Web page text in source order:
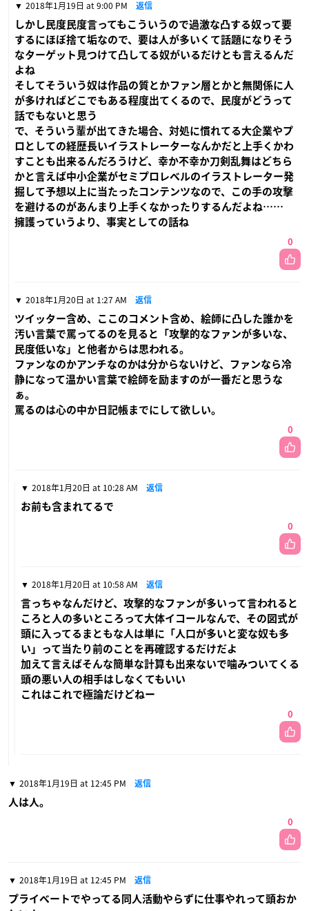
2018年1月19日 at 9:00 PM 返信
しかし民度民度言ってもこういうので過激な凸する奴って要
するにほぼ捨て垢なので、要は人が多いくて話題になりそう
なターゲット見つけて凸してる奴がいるだけとも言えるんだ
よね
そしてそういう奴は作品の質とかファン層とかと無関係に人
が多ければどこでもある程度出てくるので、民度がどうって
話でもないと思う
で、そういう輩が出てきた場合、対処に慣れてる大企業やプ
ロとしての経歴長いイラストレーターなんかだと上手くかわ
すことも出来るんだろうけど、幸か不幸か刀剣乱舞はどちら
かと言えば中小企業がセミプロレベルのイラストレーター発
掘して予想以上に当たったコンテンツなので、この手の攻撃
を避けるのがあんまり上手くなかったりするんだよね……
擁護っていうより、事実としての話ね
0
2018年1月20日 at 1:27 AM 返信
ツイッター含め、ここのコメント含め、絵師に凸した誰かを
汚い言葉で罵ってるのを見ると「攻撃的なファンが多いな、
民度低いな」と他者からは思われる。
ファンなのかアンチなのかは分からないけど、ファンなら冷
静になって温かい言葉で絵師を励ますのが一番だと思うな
ぁ。
罵るのは心の中か日記帳までにして欲しい。
0
2018年1月20日 at 10:28 AM 返信
お前も含まれてるで
0
2018年1月20日 at 10:58 AM 返信
言っちゃなんだけど、攻撃的なファンが多いって言われると
ころと人の多いところって大体イコールなんで、その図式が
頭に入ってるまともな人は単に「人口が多いと変な奴も多
い」って当たり前のことを再確認するだけだよ
加えて言えばそんな簡単な計算も出来ないで噛みついてくる
頭の悪い人の相手はしなくてもいい
これはこれで極論だけどねー
0
2018年1月19日 at 12:45 PM 返信
人は人。
0
2018年1月19日 at 12:45 PM 返信
プライベートでやってる同人活動やらずに仕事やれって頭おか